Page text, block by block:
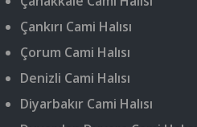
Çankırı Cami Halısı
Çorum Cami Halısı
Denizli Cami Halısı
Diyarbakır Cami Halısı